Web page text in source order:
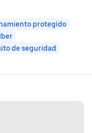
protegido
de seguridad